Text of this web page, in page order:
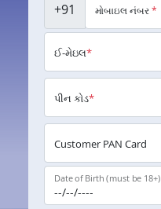
+91 મોબાઇલ નંબર*
ઈ-મેઇલ*
પીન કોડ*
Customer PAN Card
Date of Birth (must be 18+)